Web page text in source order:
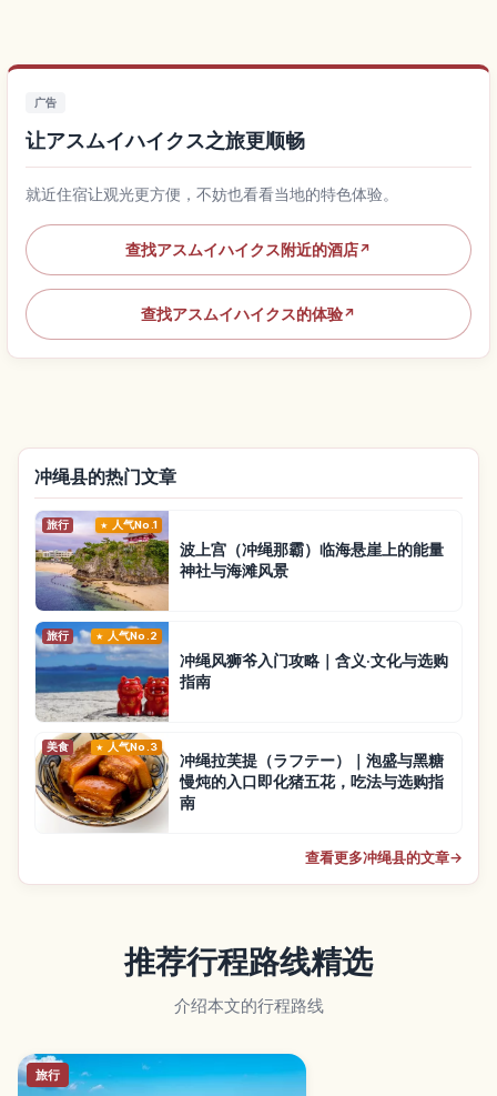
广告
让アスムイハイクス之旅更顺畅
就近住宿让观光更方便，不妨也看看当地的特色体验。
查找アスムイハイクス附近的酒店↗
查找アスムイハイクス的体验↗
冲绳县的热门文章
旅行 人气No.1
波上宫（冲绳那霸）临海悬崖上的能量
神社与海滩风景
旅行 人气No.2
冲绳风狮爷入门攻略｜含义·文化与选购
指南
美食 人气No.3
冲绳拉芙提（ラフテー）｜泡盛与黑糖
慢炖的入口即化猪五花，吃法与选购指
南
查看更多冲绳县的文章→
推荐行程路线精选
介绍本文的行程路线
旅行